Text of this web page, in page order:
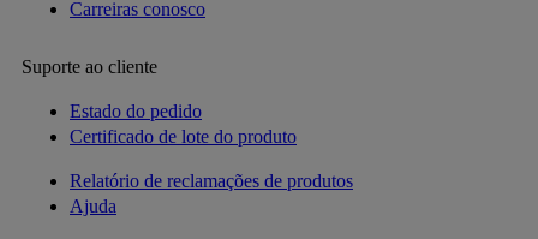
Carreiras conosco
Suporte ao cliente
Estado do pedido
Certificado de lote do produto
Relatório de reclamações de produtos
Ajuda